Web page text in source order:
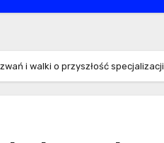
i walki o przyszłość specjalizacji